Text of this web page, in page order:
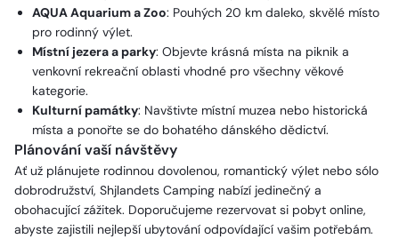
AQUA Aquarium a Zoo: Pouhých 20 km daleko, skvělé místo
pro rodinný výlet.
Místní jezera a parky: Objevte krásná místa na piknik a
venkovní rekreační oblasti vhodné pro všechny věkové
kategorie.
Kulturní památky: Navštivte místní muzea nebo historická
místa a ponořte se do bohatého dánského dědictví.
Plánování vaší návštěvy
Ať už plánujete rodinnou dovolenou, romantický výlet nebo sólo
dobrodružství, Shjlandets Camping nabízí jedinečný a
obohacující zážitek. Doporučujeme rezervovat si pobyt online,
abyste zajistili nejlepší ubytování odpovídající vašim potřebám.